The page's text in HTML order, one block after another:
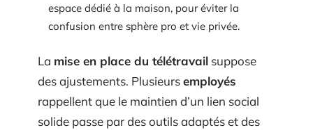
espace dédié à la maison, pour éviter la
confusion entre sphère pro et vie privée.
La mise en place du télétravail suppose
des ajustements. Plusieursemployés
rappellent que le maintien d’un lien social
solide passe par des outils adaptés et des